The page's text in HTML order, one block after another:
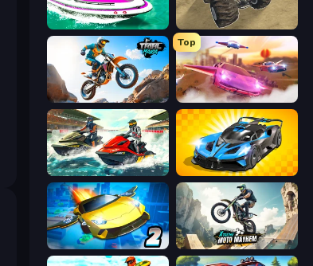
Jet Boat Racing
Trial Mania
Top
Ultimate Flying Car
Jetski Race GT Cars Mega Ramps
Ultimate Flying Car 2 Xtreme Moto Mayhem